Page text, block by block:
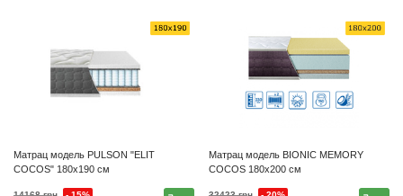
Матрац модель PULSON "ELIT
COCOS" 180х190 см
Матрац модель BIONIC MEMORY
COCOS 180х200 см